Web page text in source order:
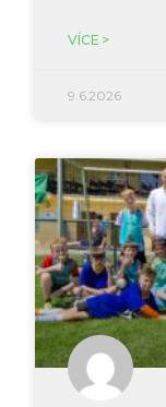
VÍCE >
9.6.2026